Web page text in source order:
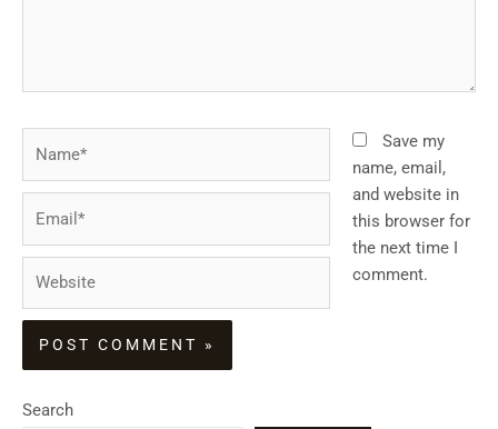
Save my
name, email,
and website in
this browser for
the next time I
comment.
Search